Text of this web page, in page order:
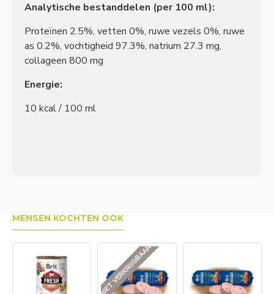
Analytische bestanddelen (per 100 ml):
Proteïnen 2.5%, vetten 0%, ruwe vezels 0%, ruwe
as 0.2%, vochtigheid 97.3%, natrium 27.3 mg,
collageen 800 mg
Energie:
10 kcal / 100 ml
MENSEN KOCHTEN OOK
NIET VERKRIJGBAAR